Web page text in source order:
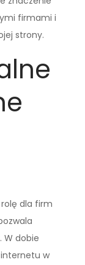
firmami i
strony.
rolę dla firm
W dobie
w